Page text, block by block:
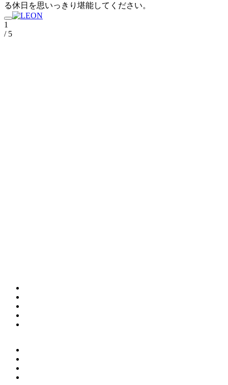
る休日を思いっきり堪能してください。
1
/ 5